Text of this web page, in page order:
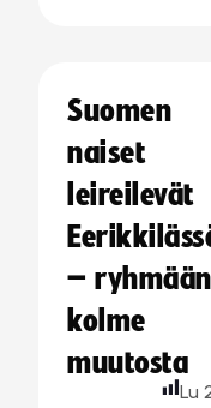
Suomen
naiset
leireilevät
– ryhmään
kolme
muutosta
Lu